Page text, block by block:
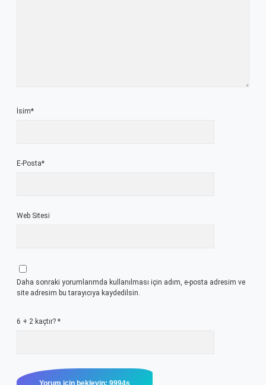
İsim*
E-Posta*
Web Sitesi
Daha sonraki yorumlarımda kullanılması için adım, e-posta adresim ve
site adresim bu tarayıcıya kaydedilsin.
6 + 2 kaçtır? *